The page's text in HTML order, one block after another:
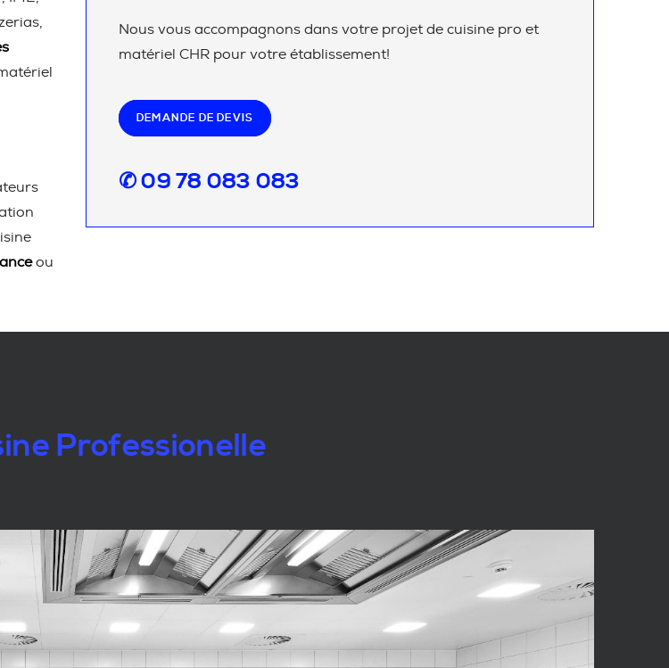
ou
Nous vous accompagnons dans votre projet de cuisine pro et
matériel CHR pour votre établissement!
DEMANDE DE DEVIS
✆ 09 78 083 083
Professionelle